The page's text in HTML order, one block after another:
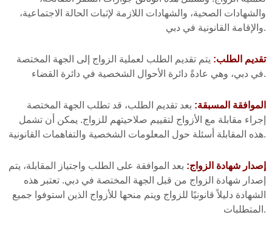
والشهادات الصحية، والشهادات اللازمة لإثبات الحالة الاجتماعية،
والإقامة القانونية في دبي.
تقديم الطلب: يتم تقديم الطلب لعملية الزواج إلى الجهة المختصة
في دبي، وهي عادةً دائرة الأحوال الشخصية في دائرة القضاء.
الموافقة المسبقة: بعد تقديم الطلب، قد تطلب الجهة المختصة
إجراء مقابلة مع الأزواج لتقييم صلاحيتهم للزواج. يمكن أن تشمل
هذه المقابلة أسئلة حول المعلومات الشخصية والتفاهمات القانونية.
إصدار شهادة الزواج: بعد الموافقة على الطلب واجتياز المقابلة، يتم
إصدار شهادة الزواج من قبل الجهة المختصة في دبي. تعتبر هذه
الشهادة دليلاً قانونيًا للزواج ويتم منحها للأزواج الذين استوفوا جميع
المتطلبات.